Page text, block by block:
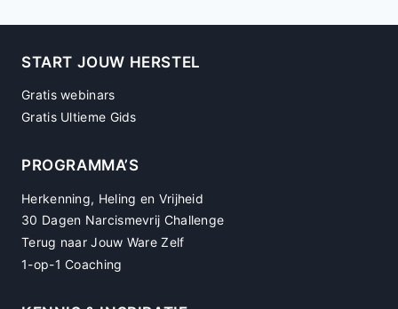
START JOUW HERSTEL
Gratis webinars
Gratis Ultieme Gids
PROGRAMMA’S
Herkenning, Heling en Vrijheid
30 Dagen Narcismevrij Challenge
Terug naar Jouw Ware Zelf
1-op-1 Coaching